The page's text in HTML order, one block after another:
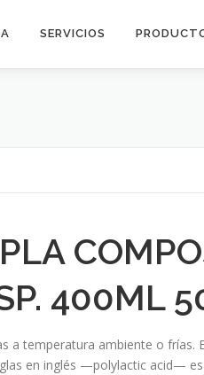
SERVICIOS
400ML
a temperatura ambiente o frías.
en inglés —polylactic acid—